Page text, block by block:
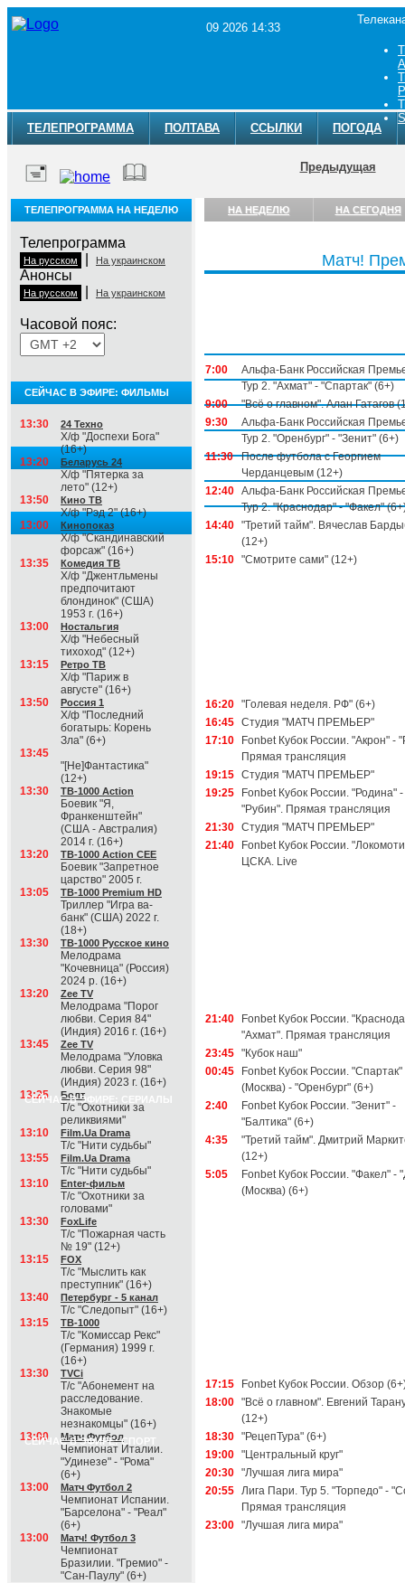
09 2026 14:33
ТЕЛЕПРОГРАММА ПОЛТАВА ССЫЛКИ ПОГОДА
Предыдущая
ТЕЛЕПРОГРАММА НА НЕДЕЛЮ
Телепрограмма
На русском На украинском
Анонсы
На русском На украинском
Часовой пояс:
СЕЙЧАС В ЭФИРЕ: ФИЛЬМЫ
13:30 24 Техно
Х/ф "Доспехи Бога"
(16+)
13:20
Беларусь 24
Х/ф "Пятерка за
лето" (12+)
13:50
Кино ТВ
Х/ф "Рэд 2" (16+)
13:00
Кинопоказ
Х/ф "Скандинавский
форсаж" (16+)
13:35
Комедия ТВ
Х/ф "Джентльмены
предпочитают
блондинок" (США)
1953 г. (16+)
13:00
Ностальгия
Х/ф "Небесный
тихоход" (12+)
13:15
Ретро ТВ
Х/ф "Париж в
августе" (16+)
13:50
Россия 1
Х/ф "Последний
богатырь: Корень
Зла" (6+)
13:45
"[Не]Фантастика"
(12+)
13:30
ТВ-1000 Action
Боевик "Я,
Франкенштейн"
(США - Австралия)
2014 г. (16+)
13:20
ТВ-1000 Action CEE
Боевик "Запретное
царство" 2005 г.
13:05
ТВ-1000 Premium HD
Триллер "Игра ва-
банк" (США) 2022 г.
(18+)
13:30
ТВ-1000 Русское кино
Мелодрама
"Кочевница" (Россия)
2024 р. (16+)
13:20
Zee TV
Мелодрама "Порог
любви. Серия 84"
(Индия) 2016 г. (16+)
13:45
Zee TV
Мелодрама "Уловка
любви. Серия 98"
(Индия) 2023 г. (16+)
СЕЙЧАС В ЭФИРЕ: СЕРИАЛЫ
13:25 Болт
Т/с "Охотники за
реликвиями"
13:10
Film.Ua Drama
Т/с "Нити судьбы"
13:55
Film.Ua Drama
Т/с "Нити судьбы"
13:10
Enter-фильм
Т/с "Охотники за
головами"
13:30
FoxLife
Т/с "Пожарная часть
№ 19" (12+)
13:15
FOX
Т/с "Мыслить как
преступник" (16+)
13:40
Петербург - 5 канал
Т/с "Следопыт" (16+)
13:15
ТВ-1000
Т/с "Комиссар Рекс"
(Германия) 1999 г.
(16+)
13:30
TVCi
Т/с "Абонемент на
расследование.
Знакомые
незнакомцы" (16+)
СЕЙЧАС В ЭФИРЕ: СПОРТ
13:00 Матч Футбол
Чемпионат Италии.
"Удинезе" - "Рома"
(6+)
13:00
Матч Футбол 2
Чемпионат Испании.
"Барселона" - "Реал"
(6+)
13:00
Матч! Футбол 3
Чемпионат
Бразилии. "Гремио" -
"Сан-Паулу" (6+)
НА НЕДЕЛЮ НА СЕГОДНЯ
Матч!
7:00
Альфа-Банк Российская
Тур 2. "Ахмат" - "Спартак" (6+)
9:00
"Всё о главном". Алан Гатагов
9:30
Альфа-Банк Российская
Тур 2. "Оренбург" - "Зенит" (6+)
11:30
После футбола с Георгием
Черданцевым (12+)
12:40 Альфа-Банк Российская
Тур 2. "Краснодар" - "Факел"
14:40 "Третий тайм". Вячеслав
(12+)
15:10 "Смотрите сами" (12+)
16:20 "Голевая неделя. РФ" (6+)
16:45 Студия "МАТЧ ПРЕМЬЕР"
17:10
Fonbet Кубок России. "Акрон" -
Прямая трансляция
19:15 Студия "МАТЧ ПРЕМЬЕР"
19:25
Fonbet Кубок России. "Родина" -
"Рубин". Прямая трансляция
21:30 Студия "МАТЧ ПРЕМЬЕР"
21:40
Fonbet Кубок России.
ЦСКА. Live
21:40
Fonbet Кубок России.
"Ахмат". Прямая трансляция
23:45 "Кубок наш"
00:45
Fonbet Кубок России. "Спартак"
(Москва) - "Оренбург" (6+)
2:40
Fonbet Кубок России. "Зенит" -
"Балтика" (6+)
4:35
"Третий тайм". Дмитрий
(12+)
5:05
Fonbet Кубок России. "Факел" -
(Москва) (6+)
17:15
Fonbet Кубок России. Обзор
18:00 "Всё о главном". Евгений
(12+)
18:30 "РецепТура" (6+)
19:00 "Центральный круг"
20:30 "Лучшая лига мира"
20:55 Лига Пари. Тур 5. "Торпедо" -
Прямая трансляция
23:00 "Лучшая лига мира"